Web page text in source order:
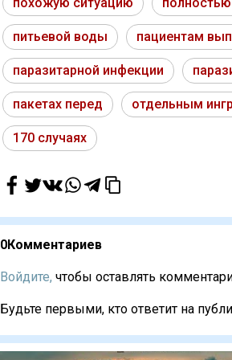
питьевой воды пациентам
паразитарной инфекции
пакетах перед отдельным
170 случаях
0Комментариев
Войдите, чтобы оставлять
Будьте первыми, кто ответит на